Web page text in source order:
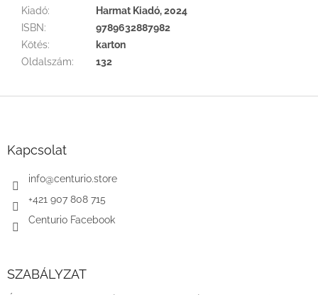
Kiadó:
Harmat Kiadó, 2024
ISBN:
9789632887982
Kötés:
karton
Oldalszám: 132
Kapcsolat
info@centurio.store
+421 907 808 715
Centurio Facebook
SZABÁLYZAT